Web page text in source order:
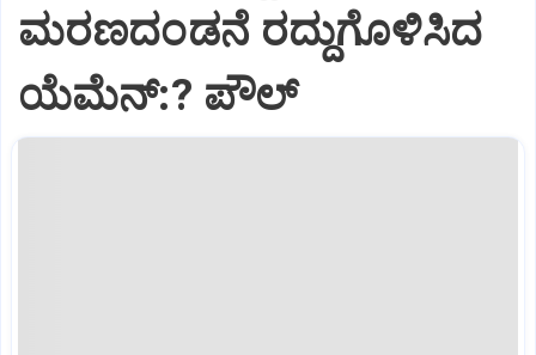
ಮರಣದಂಡನೆ ರದ್ದುಗೊಳಿಸಿದ
ಯೆಮೆನ್:? ಪೌಲ್